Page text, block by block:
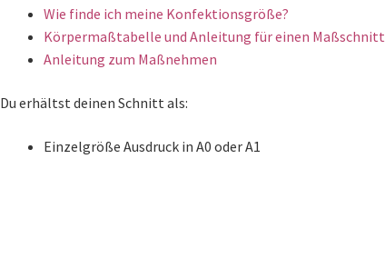
Wie finde ich meine Konfektionsgröße?
Körpermaßtabelle und Anleitung für einen Maßschnitt
Anleitung zum Maßnehmen
Du erhältst deinen Schnitt als:
Einzelgröße Ausdruck in A0 oder A1